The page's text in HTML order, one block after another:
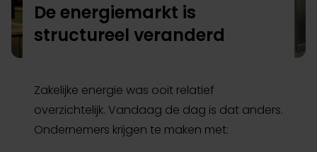
De energiemarkt is
structureel veranderd
Zakelijke energie was ooit relatief
overzichtelijk. Vandaag de dag is dat anders.
Ondernemers krijgen te maken met: